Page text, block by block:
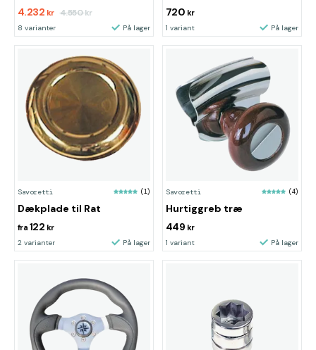
4.232 kr 4.550kr
8 varianter På lager
720 kr
1 variant På lager
Savoretti (1)
Dækplade til Rat
fra 122 kr
2 varianter På lager
Savoretti (4)
Hurtiggreb træ
449 kr
1 variant På lager